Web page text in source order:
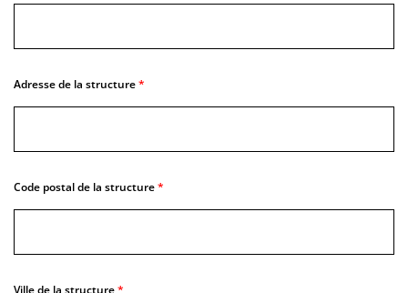
Adresse de la structure
Code postal de la structure
Ville de la structure